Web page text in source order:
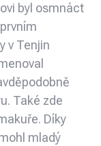
byl osmnáct
v Tenjin
Také zde
Díky
mladý